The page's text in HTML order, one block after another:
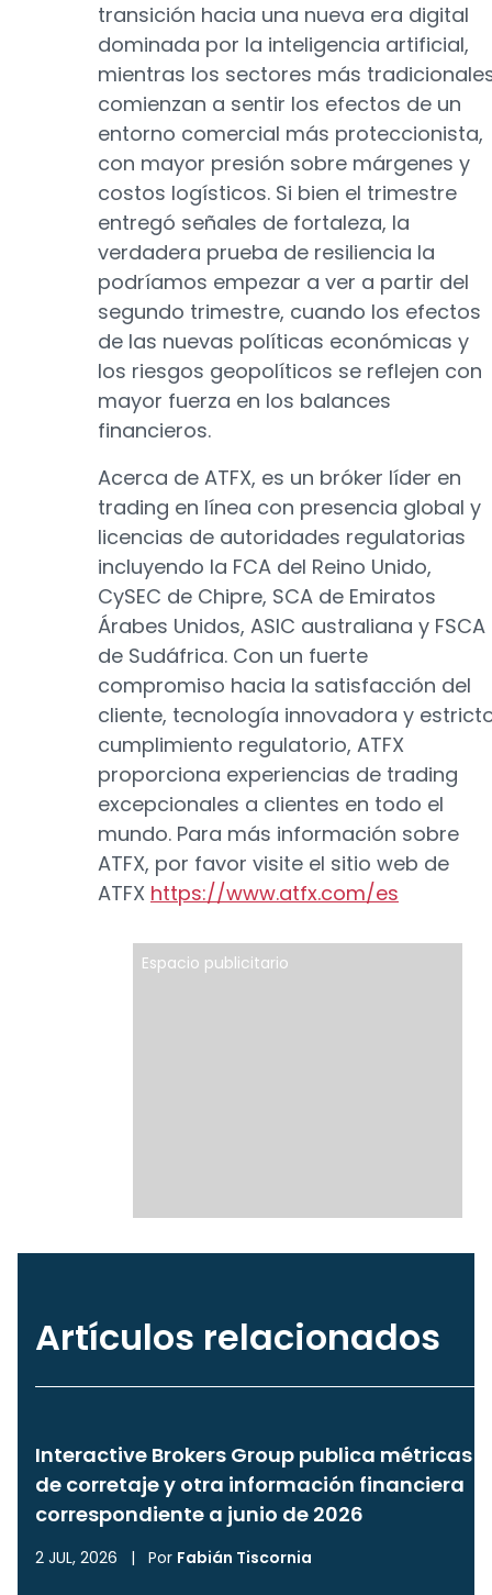
transición hacia una nueva era digital
dominada por la inteligencia artificial,
mientras los sectores más
comienzan a sentir los efectos de un
entorno comercial más proteccionista,
con mayor presión sobre márgenes y
costos logísticos. Si bien el trimestre
entregó señales de fortaleza, la
verdadera prueba de resiliencia la
podríamos empezar a ver a partir del
segundo trimestre, cuando los efectos
de las nuevas políticas económicas y
los riesgos geopolíticos se reflejen con
mayor fuerza en los balances
financieros.
Acerca de ATFX, es un bróker líder en
trading en línea con presencia global y
licencias de autoridades regulatorias
incluyendo la FCA del Reino Unido,
CySEC de Chipre, SCA de Emiratos
Árabes Unidos, ASIC australiana y FSCA
de Sudáfrica. Con un fuerte
compromiso hacia la satisfacción del
cliente, tecnología innovadora y
cumplimiento regulatorio, ATFX
proporciona experiencias de trading
excepcionales a clientes en todo el
mundo. Para más información sobre
ATFX, por favor visite el sitio web de
ATFX https://www.atfx.com/es
Espacio publicitario
Artículos relacionados
Interactive Brokers Group publica métricas
de corretaje y otra información financiera
correspondiente a junio de 2026
2 JUL, 2026 | Por Fabián Tiscornia